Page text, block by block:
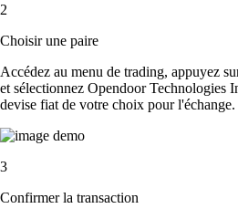
2
Choisir une paire
Accédez au menu de trading, appuyez
et sélectionnez Opendoor Technologies
devise fiat de votre choix pour l'échange.
3
Confirmer la transaction